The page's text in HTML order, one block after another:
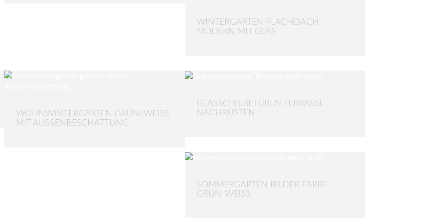
WINTERGARTEN FLACHDACH
MODERN MIT GLAS
WOHNWINTERGARTEN GRÜN/WEISS M
IT AUSSENBESCHATTUNG
GLASSCHIEBETÜREN TERRASSE
NACHRÜSTEN
SOMMERGARTEN BILDER FARBE
GRÜN-WEISS